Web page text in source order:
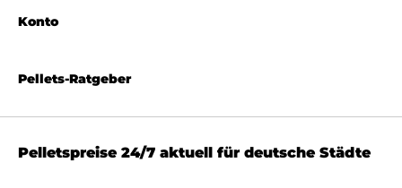
Pellets-Ratgeber
Konto
Pelletspreise 24/7 aktuell für deutsche Städte